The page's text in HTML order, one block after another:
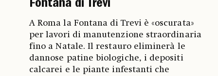
Fontana di Trevi
A Roma la Fontana di Trevi è «oscurata»
per lavori di manutenzione straordinaria
fino a Natale. Il restauro eliminerà le
dannose patine biologiche, i depositi
calcarei e le piante infestanti che